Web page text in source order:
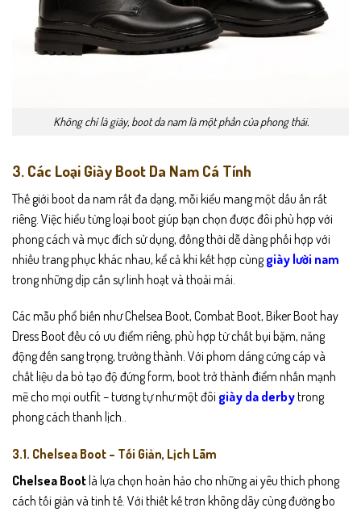
Không chỉ là giày, boot da nam là một phần của phong thái.
3. Các Loại Giày Boot Da Nam Cá Tính
Thế giới boot da nam rất đa dạng, mỗi kiểu mang một dấu ấn rất
riêng. Việc hiểu từng loại boot giúp bạn chọn được đôi phù hợp với
phong cách và mục đích sử dụng, đồng thời dễ dàng phối hợp với
nhiều trang phục khác nhau, kể cả khi kết hợp cùnggiày lười nam
trong những dịp cần sự linh hoạt và thoải mái.
Các mẫu phổ biến như Chelsea Boot, Combat Boot, Biker Boot hay
Dress Boot đều có ưu điểm riêng, phù hợp từ chất bụi bặm, năng
động đến sang trọng, trưởng thành. Với phom dáng cứng cáp và
chất liệu da bò tạo độ đứng form, boot trở thành điểm nhấn mạnh
mẽ cho mọi outfit – tương tự như một đôi giày da derbytrong
phong cách thanh lịch..
3.1. Chelsea Boot – Tối Giản, Lịch Lãm
Chelsea Boot là lựa chọn hoàn hảo cho những ai yêu thích phong
cách tối giản và tinh tế. Với thiết kế trơn không dây cùng đường bo